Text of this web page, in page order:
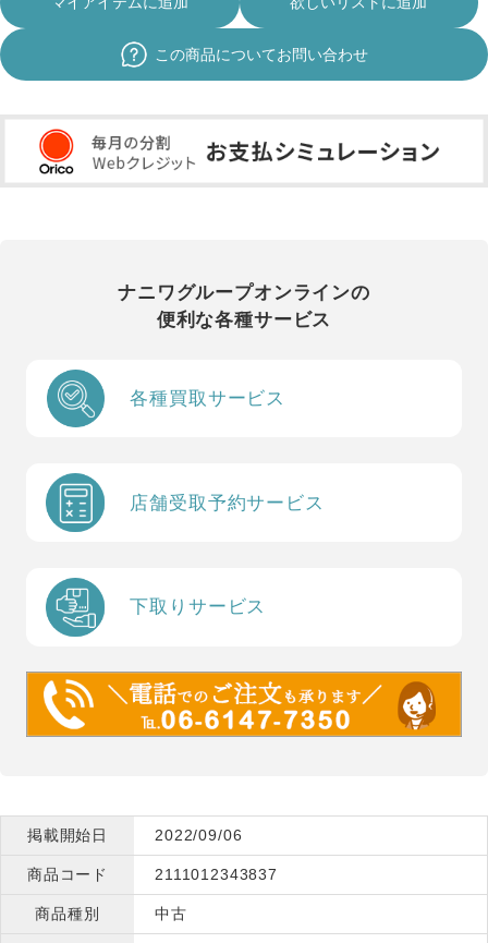
この商品についてお問い合わせ
ナニワグループオンラインの
便利な各種サービス
各種買取サービス
店舗受取予約サービス
下取りサービス
掲載開始日 2022/09/06
商品コード 2111012343837
商品種別 中古